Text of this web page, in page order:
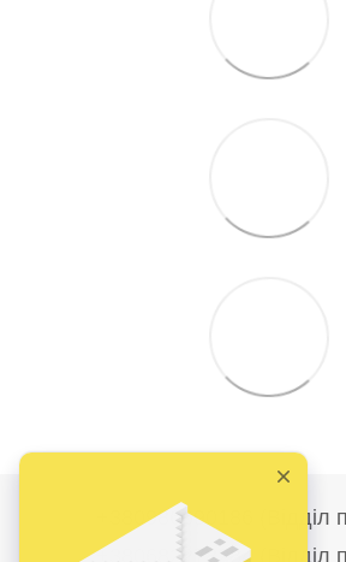
+380986690186 (Відділ
+380682278284 (Відділ